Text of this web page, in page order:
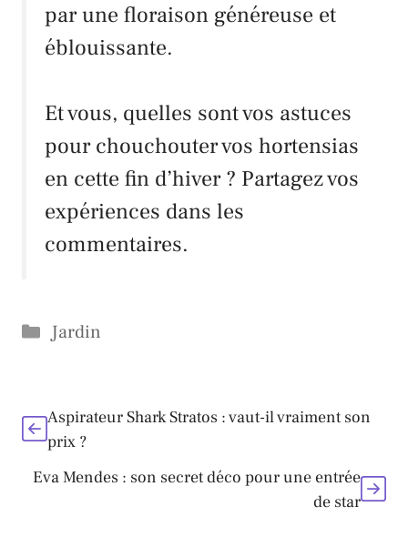
par une floraison généreuse et
éblouissante.
Et vous, quelles sont vos astuces
pour chouchouter vos hortensias
en cette fin d’hiver ? Partagez vos
expériences dans les
commentaires.
Catégories
Jardin
Aspirateur Shark Stratos : vaut-il vraiment son
prix ?
Eva Mendes : son secret déco pour une entrée
de star